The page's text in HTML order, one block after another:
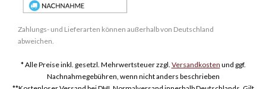
Zahlungs- und Lieferarten können außerhalb von Deutschland
abweichen.
* Alle Preise inkl. gesetzl. Mehrwertsteuer zzgl. Versandkosten und ggf.
Nachnahmegebühren, wenn nicht anders beschrieben